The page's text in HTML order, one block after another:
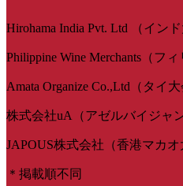
Hirohama India Pvt. Ltd （インド
Philippine Wine Merchants（フィ
Amata Organize Co.,Ltd（タイ大
株式会社uA（アゼルバイジャ
JAPOUS株式会社（香港マカオ
＊掲載順不同